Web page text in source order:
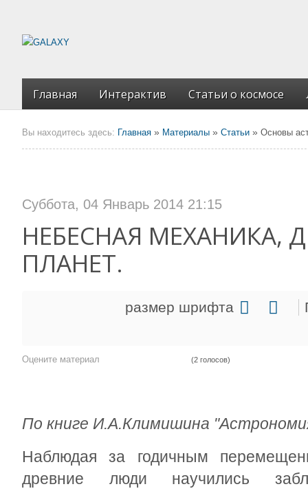
Главная Интерактив Статьи о космосе
Вы находитесь здесь: Главная » Материалы » Статьи » Основы
Суббота, 04 Январь 2014 21:15
НЕБЕСНАЯ МЕХАНИКА,
ПЛАНЕТ.
размер шрифта
Оцените материал (2 голосов)
По книге И.А.Климишина
Наблюдая за годичным
древние люди научились